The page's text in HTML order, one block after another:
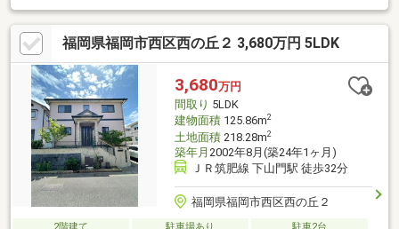
「勤続年数が短い」「リフォーム費用は住宅ローンに組込でき
る？」「どこの銀行で借りるとお得？」「他にローン返済中」等
他社で通らなかった方もお気軽にご相談下さい。【ハウスフリー
ダムでお家探し】・物件のメリットだけでなく、デメリットもご
説明いたします。・同じスタッフが物件探しからアフターフォロ
ーを担当者させていただくワンストップサービス採用♪お客様の手
間や負担をなくし、新生活の準備をお手伝いさせて頂きます。
福岡県福岡市西区西の丘２ 3,680万円 5LDK
3,680万円
間取り 5LDK
建物面積125.86m2
土地面積218.28m2
築年月 2002年8月(築24年1ヶ月)
ＪＲ筑肥線 下山門駅 徒歩32分
福岡県福岡市西区西の丘２